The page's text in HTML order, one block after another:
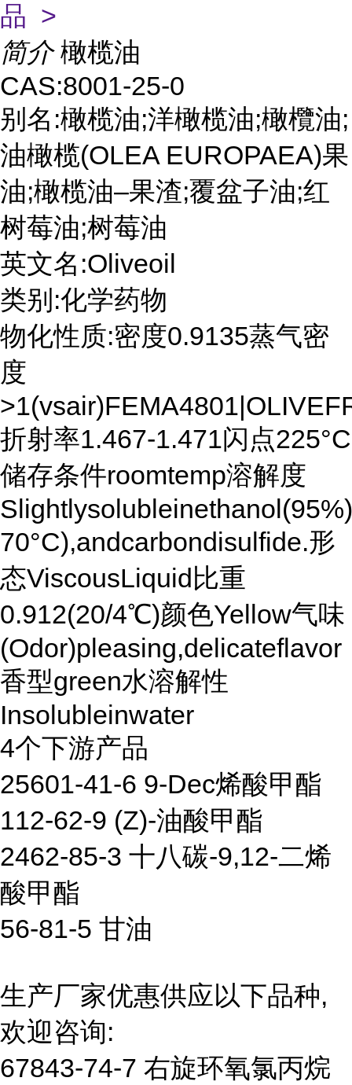
品 >
简介 橄榄油
CAS:8001-25-0
别名:橄榄油;洋橄榄油;橄欖油;
油橄榄(OLEA EUROPAEA)果
油;橄榄油–果渣;覆盆子油;红
树莓油;树莓油
英文名:Oliveoil
类别:化学药物
物化性质:密度0.9135蒸气密
度
折射率1.467-1.471闪点225°C
储存条件roomtemp溶解度
70°C),andcarbondisulfide.形
态ViscousLiquid比重
0.912(20/4℃)颜色Yellow气味
(Odor)pleasing,delicateflavor
香型green水溶解性
Insolubleinwater
4个下游产品
25601-41-6 9-Dec烯酸甲酯
112-62-9 (Z)-油酸甲酯
2462-85-3 十八碳-9,12-二烯
酸甲酯
56-81-5 甘油
生产厂家优惠供应以下品种,
欢迎咨询:
67843-74-7 右旋环氧氯丙烷